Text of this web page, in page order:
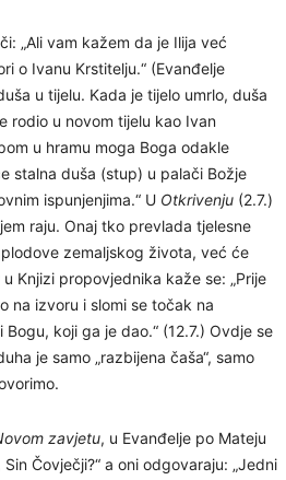
„Ali vam kažem da je Ilija već
o Ivanu Krstitelju.“ (Evanđelje
u tijelu. Kada je tijelo umrlo, duša
rodio u novom tijelu kao Ivan
u hramu moga Boga odakle
stalna duša (stup) u palači Božje
ispunjenjima.“ U Otkrivenju (2.7.)
raju. Onaj tko prevlada tjelesne
zemaljskog života, već će
u Knjizi propovjednika kaže se: „Prije
na izvoru i slomi se točak na
koji ga je dao.“ (12.7.) Ovdje se
je samo „razbijena čaša“, samo
zavjetu, u Evanđelje po Mateju
Čovječji?“ a oni odgovaraju: „Jedni